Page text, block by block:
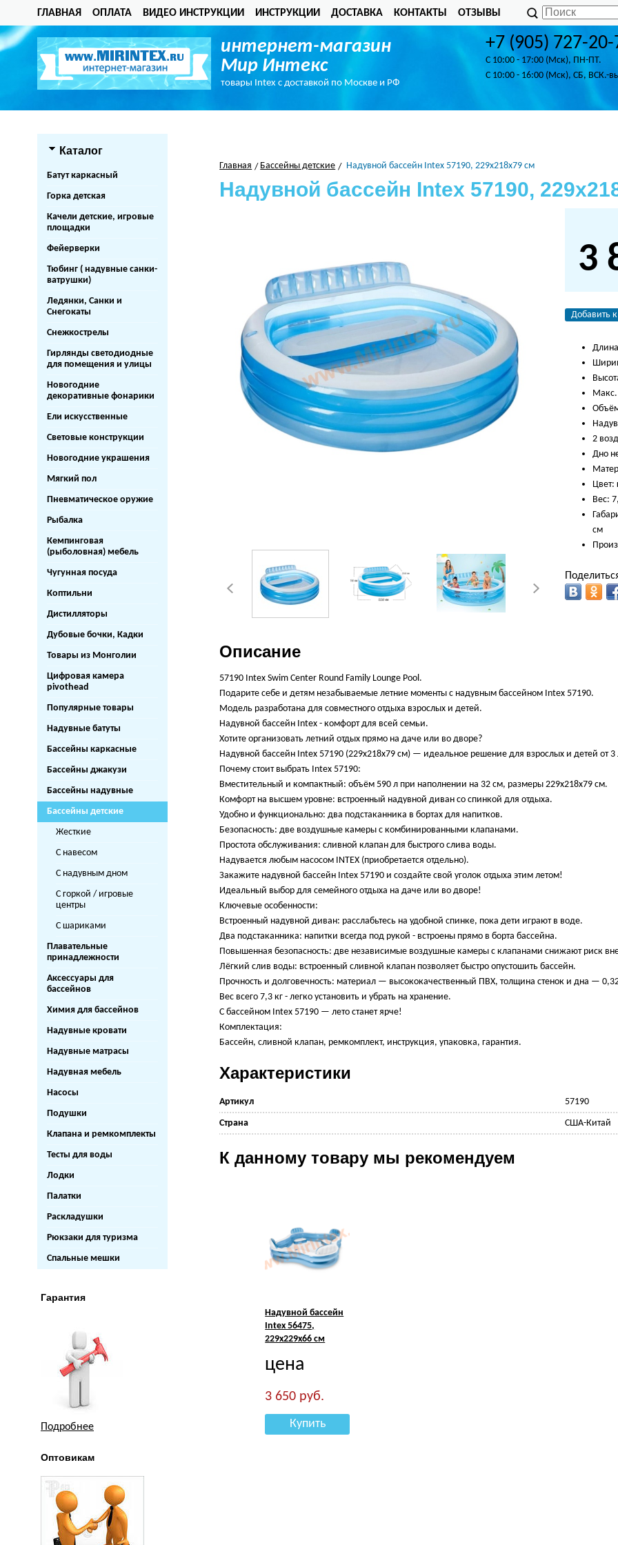
ГЛАВНАЯ ОПЛАТА ВИДЕО ИНСТРУКЦИИ ИНСТРУКЦИИ ДОСТАВКА КОНТАКТЫ ОТЗЫВЫ
интернет-магазин
Мир Интекс
товары Intex с доставкой по Москве и РФ
+7 (905) 727-20-
C 10:00 - 17:00 (Мск), ПН-ПТ.
C 10:00 - 16:00 (Мск), СБ, ВСК.-
Каталог
Батут каркасный
Горка детская
Качели детские, игровые
площадки
Фейерверки
Тюбинг ( надувные санки-
ватрушки)
Ледянки, Санки и
Снегокаты
Снежкострелы
Гирлянды светодиодные
для помещения и улицы
Новогодние
декоративные фонарики
Ели искусственные
Световые конструкции
Новогодние украшения
Мягкий пол
Пневматическое оружие
Рыбалка
Кемпинговая
(рыболовная) мебель
Чугунная посуда
Коптильни
Дистилляторы
Дубовые бочки, Кадки
Товары из Монголии
Цифровая камера
pivothead
Популярные товары
Надувные батуты
Бассейны каркасные
Бассейны джакузи
Бассейны надувные
Бассейны детские
Жесткие
С навесом
С надувным дном
С горкой / игровые
центры
С шариками
Плавательные
принадлежности
Аксессуары для
бассейнов
Химия для бассейнов
Надувные кровати
Надувные матрасы
Надувная мебель
Насосы
Подушки
Клапана и ремкомплекты
Тесты для воды
Лодки
Палатки
Раскладушки
Рюкзаки для туризма
Спальные мешки
Гарантия
Подробнее
Оптовикам
Главная Бассейны детские Надувной бассейн Intex 57190, 229х218х79 см
Надувной бассейн Intex 57190,
3
Добавить
Макс.
2
Дно
Цвет:
Вес:
см
Описание
57190 Intex Swim Center Round Family Lounge Pool.
Подарите себе и детям незабываемые летние моменты с надувным бассейном Intex 57190.
Модель разработана для совместного отдыха взрослых и детей.
Надувной бассейн Intex - комфорт для всей семьи.
Хотите организовать летний отдых прямо на даче или во дворе?
Надувной бассейн Intex 57190 (229х218х79 см) — идеальное решение для взрослых и детей от 3
Почему стоит выбрать Intex 57190:
Вместительный и компактный: объём 590 л при наполнении на 32 см, размеры 229х218х79 см.
Комфорт на высшем уровне: встроенный надувной диван со спинкой для отдыха.
Удобно и функционально: два подстаканника в бортах для напитков.
Безопасность: две воздушные камеры с комбинированными клапанами.
Простота обслуживания: сливной клапан для быстрого слива воды.
Надувается любым насосом INTEX (приобретается отдельно).
Закажите надувной бассейн Intex 57190 и создайте свой уголок отдыха этим летом!
Идеальный выбор для семейного отдыха на даче или во дворе!
Ключевые особенности:
Встроенный надувной диван: расслабьтесь на удобной спинке, пока дети играют в воде.
Два подстаканника: напитки всегда под рукой - встроены прямо в борта бассейна.
Повышенная безопасность: две независимые воздушные камеры с клапанами снижают риск
Лёгкий слив воды: встроенный сливной клапан позволяет быстро опустошить бассейн.
Прочность и долговечность: материал — высококачественный ПВХ, толщина стенок и дна —
Вес всего 7,3 кг - легко установить и убрать на хранение.
С бассейном Intex 57190 — лето станет ярче!
Комплектация:
Бассейн, сливной клапан, ремкомплект, инструкция, упаковка, гарантия.
Характеристики
Артикул 57190
Страна США-Китай
К данному товару мы рекомендуем
Надувной бассейн
Intex 56475,
229х229х66 см
цена
3 650 руб.
Купить